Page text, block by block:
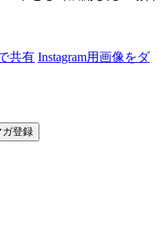
共有 Instagram用画像をダ
ガ登録